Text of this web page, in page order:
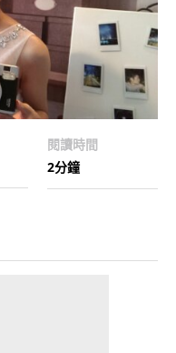
閱讀時間
2分鐘